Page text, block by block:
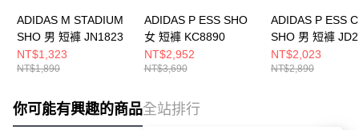
ADIDAS M STADIUM
SHO 男 短褲 JN1823
NT$1,323
NT$1,890
ADIDAS P ESS SHO
女 短褲 KC8890
NT$2,952
NT$3,690
ADIDAS P ESS C
SHO 男 短褲
NT$2,023
NT$2,890
你可能有興趣的商品全站排行